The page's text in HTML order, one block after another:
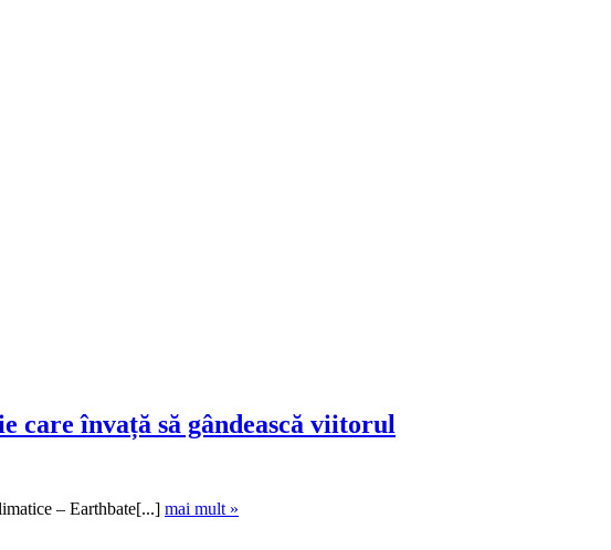
care învață să gândească viitorul
– Earthbate[...] mai mult »